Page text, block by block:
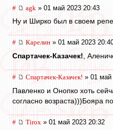
# agk » 01 май 2023 20:43
Ну и Ширко был в своем
# Карелин » 01 май 2023
Спартачек-Казачек! ,
# Спартачек-Казачек! » 01 май
Павленко и Онопко хоть
согласно возраста)))Бояра
# Tirox » 01 май 2023 20:32